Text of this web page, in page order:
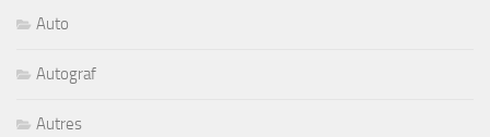
Auto
Autograf
Autres